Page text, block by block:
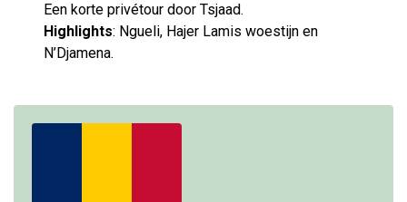
Een korte privétour door Tsjaad.
Highlights: Ngueli, Hajer Lamis woestijn en
N’Djamena.